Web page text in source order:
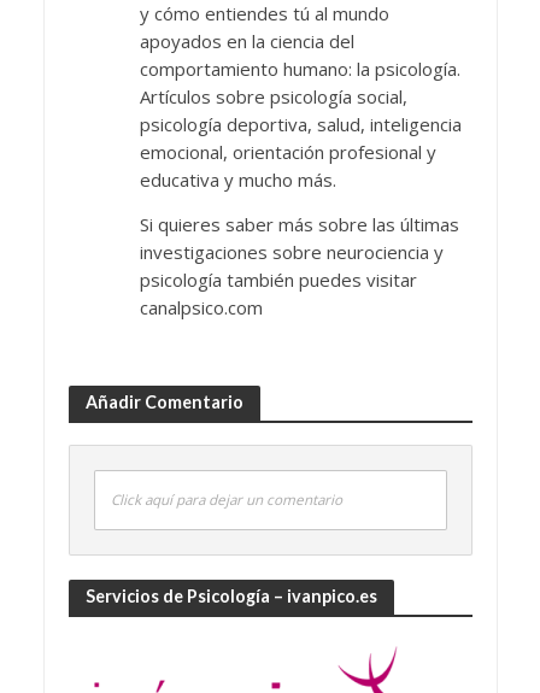
y cómo entiendes tú al mundo
apoyados en la ciencia del
comportamiento humano: la psicología.
Artículos sobre psicología social,
psicología deportiva, salud, inteligencia
emocional, orientación profesional y
educativa y mucho más.
Si quieres saber más sobre las últimas
investigaciones sobre neurociencia y
psicología también puedes visitar
canalpsico.com
Añadir Comentario
Click aquí para dejar un comentario
Servicios de Psicología – ivanpico.es